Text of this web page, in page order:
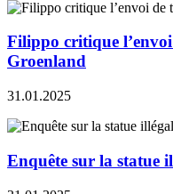
Filippo critique
Groenland
31.01.2025
Enquête sur la statue